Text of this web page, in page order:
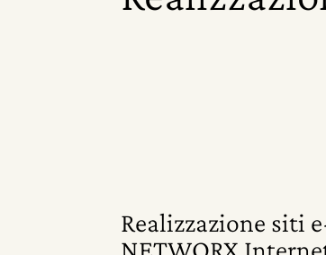
Realizzazione siti
NETWORX